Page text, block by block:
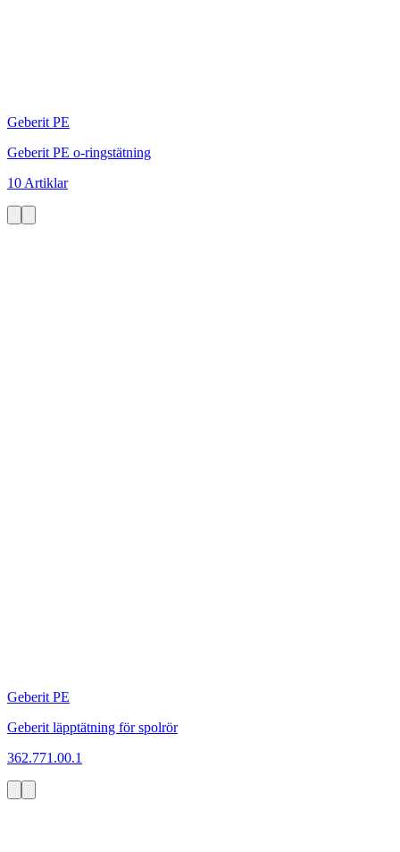
Geberit PE
Geberit PE o-ringstätning
10 Artiklar
Geberit PE
Geberit läpptätning för spolrör
362.771.00.1